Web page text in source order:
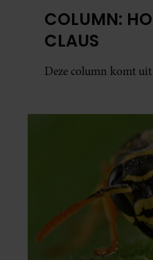
COLUMN:
CLAUS
Deze column komt uit